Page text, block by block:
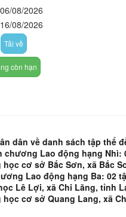
08/2026
08/2026
Tải về
còn hạn
dân về danh sách tập thể
chương Lao động hạng Nhì:
học cơ sở Bắc Sơn, xã Bắc
Lao động hạng Ba: 02
Lê Lợi, xã Chi Lăng, tỉnh
học cơ sở Quang Lang, xã